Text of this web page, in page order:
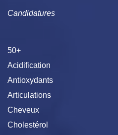
Candidatures
50+
Acidification
Antioxydants
Articulations
Cheveux
Cholestérol